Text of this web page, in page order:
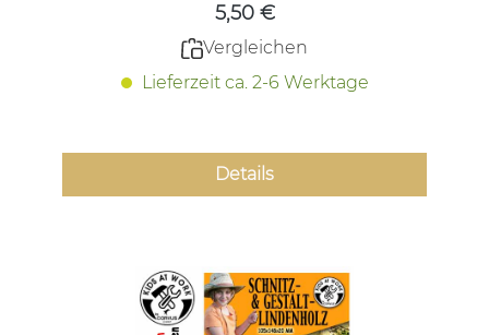
5,50 €
Vergleichen
Lieferzeit ca. 2-6 Werktage
Details